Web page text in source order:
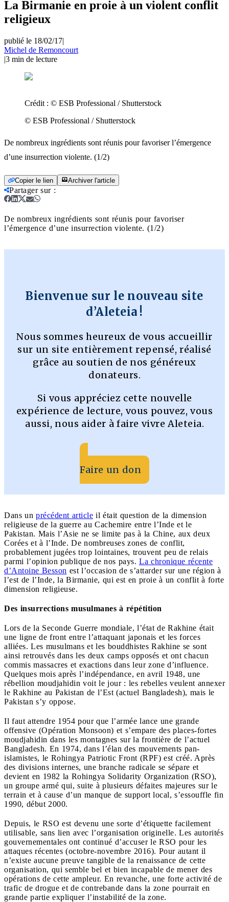
La Birmanie en proie à un violent conflit
religieux
publié le 18/02/17|
Michel de Remoncourt
|3 min de lecture
Crédit : © ESB Professional / Shutterstock
© ESB Professional / Shutterstock
De nombreux ingrédients sont réunis pour favoriser l’émergence
d’une insurrection violente. (1/2)
Copier le lien Archiver l'article
Partager sur:
De nombreux ingrédients sont réunis pour favoriser
l’émergence d’une insurrection violente. (1/2)
Bienvenue sur le nouveau site
d’Aleteia !
Nous sommes heureux de vous accueillir
sur un site entièrement repensé, réalisé
grâce au soutien de nos généreux
donateurs.
Si vous appréciez cette nouvelle
expérience de lecture, vous pouvez, vous
aussi, nous aider à faire vivre Aleteia.
Faire un don
Dans un précédent article il était question de la dimension
religieuse de la guerre au Cachemire entre l’Inde et le
Pakistan. Mais l’Asie ne se limite pas à la Chine, aux deux
Corées et à l’Inde. De nombreuses zones de conflit,
probablement jugées trop lointaines, trouvent peu de relais
parmi l’opinion publique de nos pays. La chronique récente
d’Antoine Besson est l’occasion de s’attarder sur une région à
l’est de l’Inde, la Birmanie, qui est en proie à un conflit à forte
dimension religieuse.
Des insurrections musulmanes à répétition
Lors de la Seconde Guerre mondiale, l’état de Rakhine était
une ligne de front entre l’attaquant japonais et les forces
alliées. Les musulmans et les bouddhistes Rakhine se sont
ainsi retrouvés dans les deux camps opposés et ont chacun
commis massacres et exactions dans leur zone d’influence.
Quelques mois après l’indépendance, en avril 1948, une
rébellion moudjahidin voit le jour : les rebelles veulent annexer
le Rakhine au Pakistan de l’Est (actuel Bangladesh), mais le
Pakistan s’y oppose.
Il faut attendre 1954 pour que l’armée lance une grande
offensive (Opération Monsoon) et s’empare des places-fortes
moudjahidin dans les montagnes sur la frontière de l’actuel
Bangladesh. En 1974, dans l’élan des mouvements pan-
islamistes, le Rohingya Patriotic Front (RPF) est créé. Après
des divisions internes, une branche radicale se sépare et
devient en 1982 la Rohingya Solidarity Organization (RSO),
un groupe armé qui, suite à plusieurs défaites majeures sur le
terrain et à cause d’un manque de support local, s’essouffle fin
1990, début 2000.
Depuis, le RSO est devenu une sorte d’étiquette facilement
utilisable, sans lien avec l’organisation originelle. Les autorités
gouvernementales ont continué d’accuser le RSO pour les
attaques récentes (octobre-novembre 2016). Pour autant il
n’existe aucune preuve tangible de la renaissance de cette
organisation, qui semble bel et bien incapable de mener des
opérations de cette ampleur. En revanche, une forte activité de
trafic de drogue et de contrebande dans la zone pourrait en
grande partie expliquer l’instabilité de la zone.